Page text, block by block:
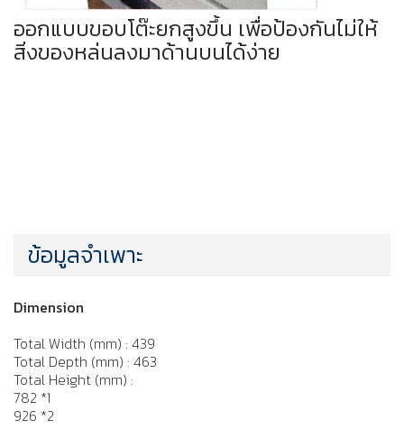
ออกแบบขอบโต๊ะยกสูงขึ้น เพื่อป้องกันไม่ให้
สิ่งของหล่นลงมาด้านบนได้ง่าย
ข้อมูลจำเพาะ
Dimension
Total Width (mm) : 439
Total Depth (mm) : 463
Total Height (mm) :
782 *1
926 *2